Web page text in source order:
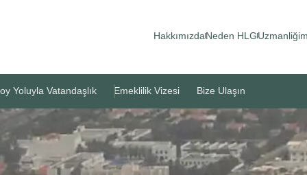
HakkımızdaNeden HLG
Yoluyla Vatandaşlık Emeklilik Vizesi Bize Ulaşın